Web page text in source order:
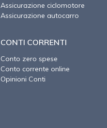
Assicurazione ciclomotore
Assicurazione autocarro
CONTI CORRENTI
Conto zero spese
Conto corrente online
Opinioni Conti